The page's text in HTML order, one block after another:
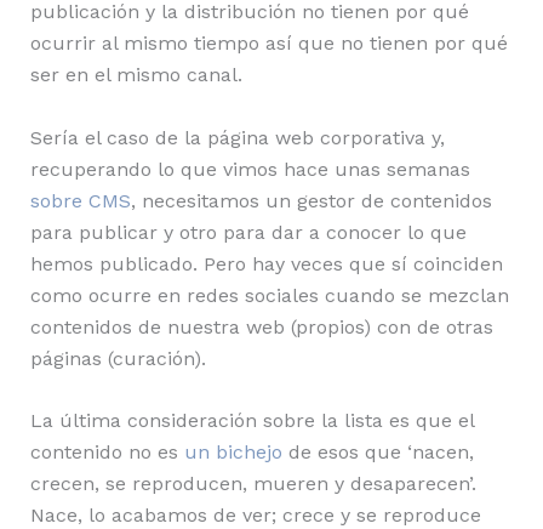
publicación y la distribución no tienen por qué
ocurrir al mismo tiempo así que no tienen por qué
ser en el mismo canal.
Sería el caso de la página web corporativa y,
recuperando lo que vimos hace unas semanas
sobre CMS, necesitamos un gestor de contenidos
para publicar y otro para dar a conocer lo que
hemos publicado. Pero hay veces que sí coinciden
como ocurre en redes sociales cuando se mezclan
contenidos de nuestra web (propios) con de otras
páginas (curación).
La última consideración sobre la lista es que el
contenido no es un bichejo de esos que ‘nacen,
crecen, se reproducen, mueren y desaparecen’.
Nace, lo acabamos de ver; crece y se reproduce